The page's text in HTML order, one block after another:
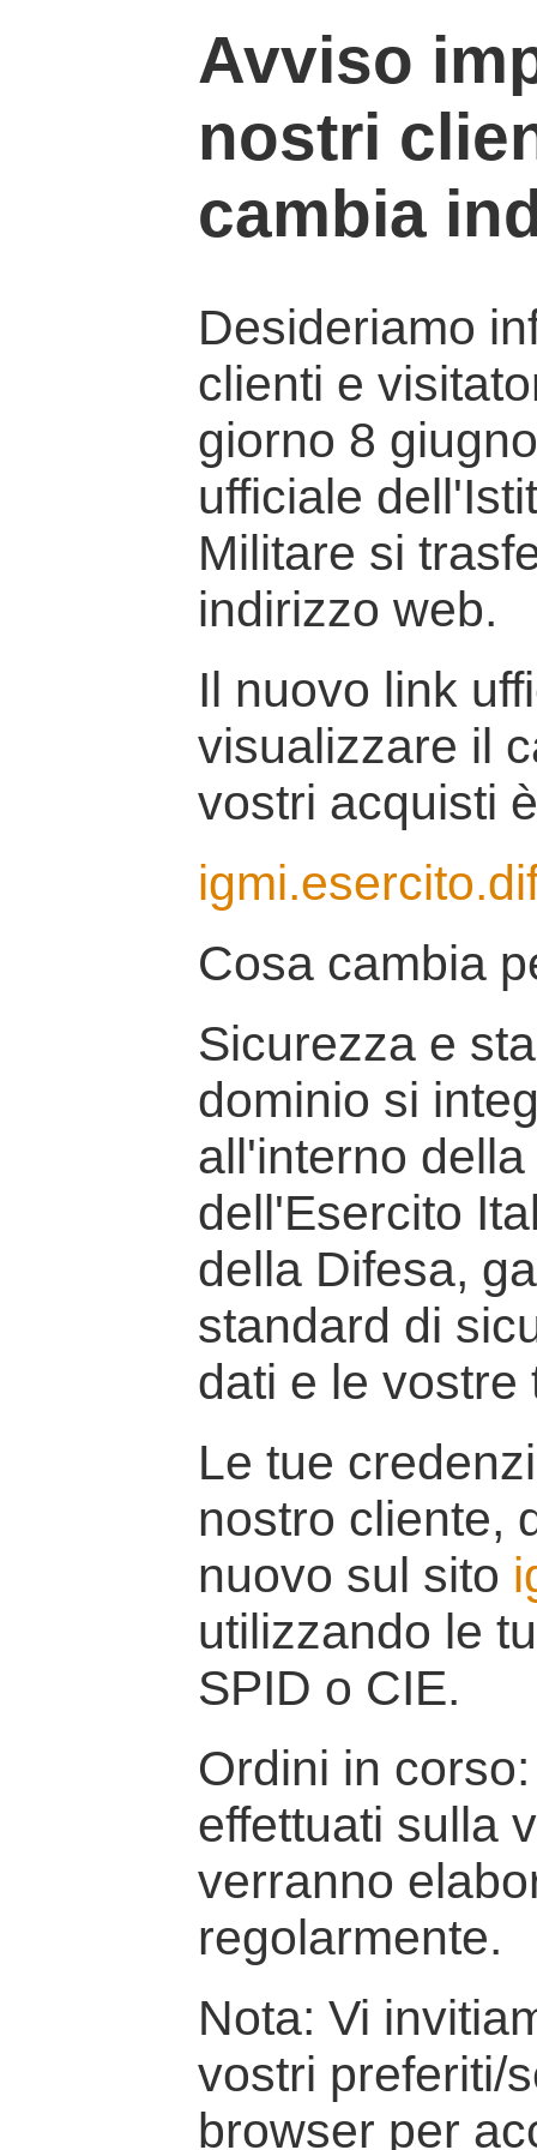
Avviso
nostri
cambia
Desideriamo
clienti e
giorno 8
ufficiale
Militare si
indirizzo web.
Il nuovo link
visualizzare il
vostri acquisti
Cosa cambia
Sicurezza e
dominio si
all'interno
dell'Esercito
della Difesa,
standard di
dati e le vostre
Le tue
nostro cliente,
nuovo sul sito
utilizzando le
SPID o CIE.
Ordini in
effettuati sulla
verranno
regolarmente.
Nota: Vi
vostri preferiti/
browser per